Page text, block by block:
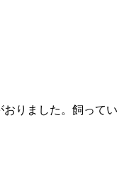
おりました。飼ってい